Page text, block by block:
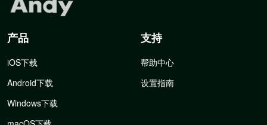
产品
iOS下载
Android下载
Windows下载
支持
帮助中心
设置指南